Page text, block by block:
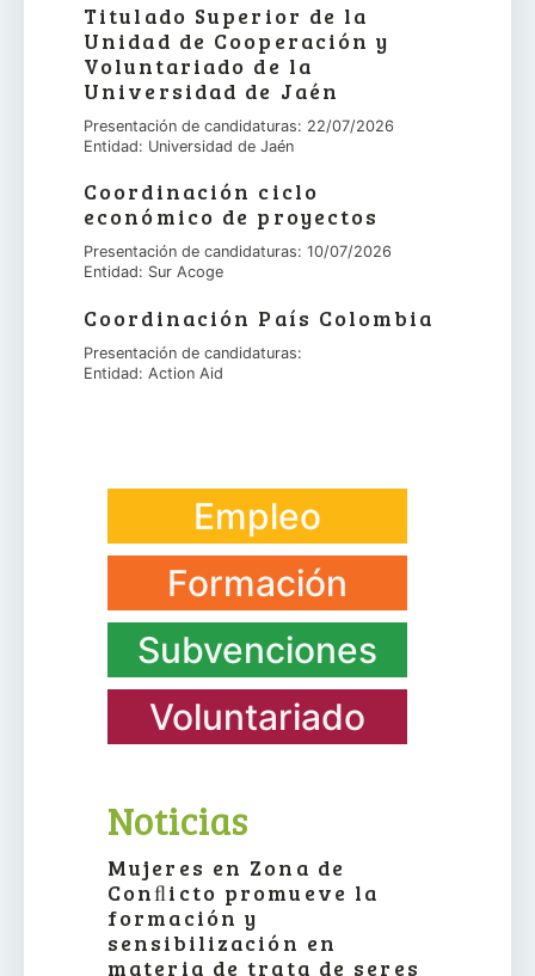
Titulado Superior de la
Unidad de Cooperación y
Voluntariado de la
Universidad de Jaén
Presentación de candidaturas: 22/07/2026
Entidad: Universidad de Jaén
Coordinación ciclo
económico de proyectos
Presentación de candidaturas: 10/07/2026
Entidad: Sur Acoge
Coordinación País Colombia
Presentación de candidaturas:
Entidad: Action Aid
Empleo
Formación
Subvenciones
Voluntariado
Noticias
Mujeres en Zona de
Conﬂicto promueve la
formación y
sensibilización en
materia de trata de seres